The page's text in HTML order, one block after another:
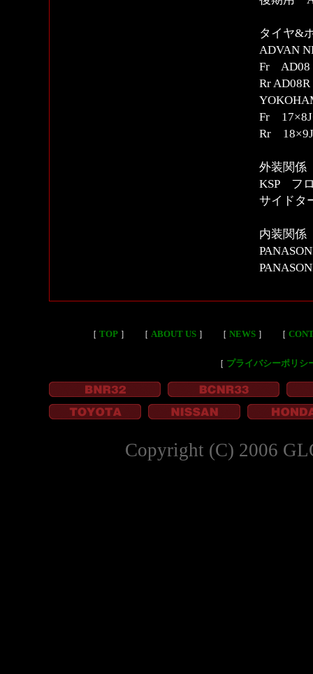
タイヤ&
ADVAN
Fr AD08
Rr
Fr
Rr
外装関係
KSP フ
サイドタ
内装関係
［ TOP］ ［ ABOUT US］ ［ NEWS］ ［
［ プライバシーポリシ
Copyright (C) 2006